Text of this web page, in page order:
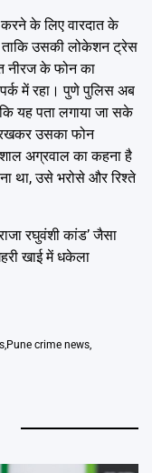
के लिए वारदात के
ताकि उसकी लोकेशन ट्रेस
नीरज के फोन का
में रहा। पुणे पुलिस अब
यह पता लगाया जा सके
उसका फोन
अग्रवाल का कहना है
था, उसे भरोसे और रिश्ते
रघुवंशी कांड’ जैसा
खाई में धकेला
,Pune crime news,